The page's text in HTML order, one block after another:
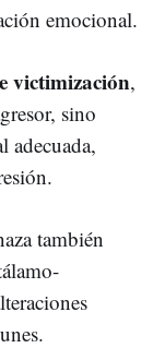
emocional.
victimización,
sino
adecuada,
también